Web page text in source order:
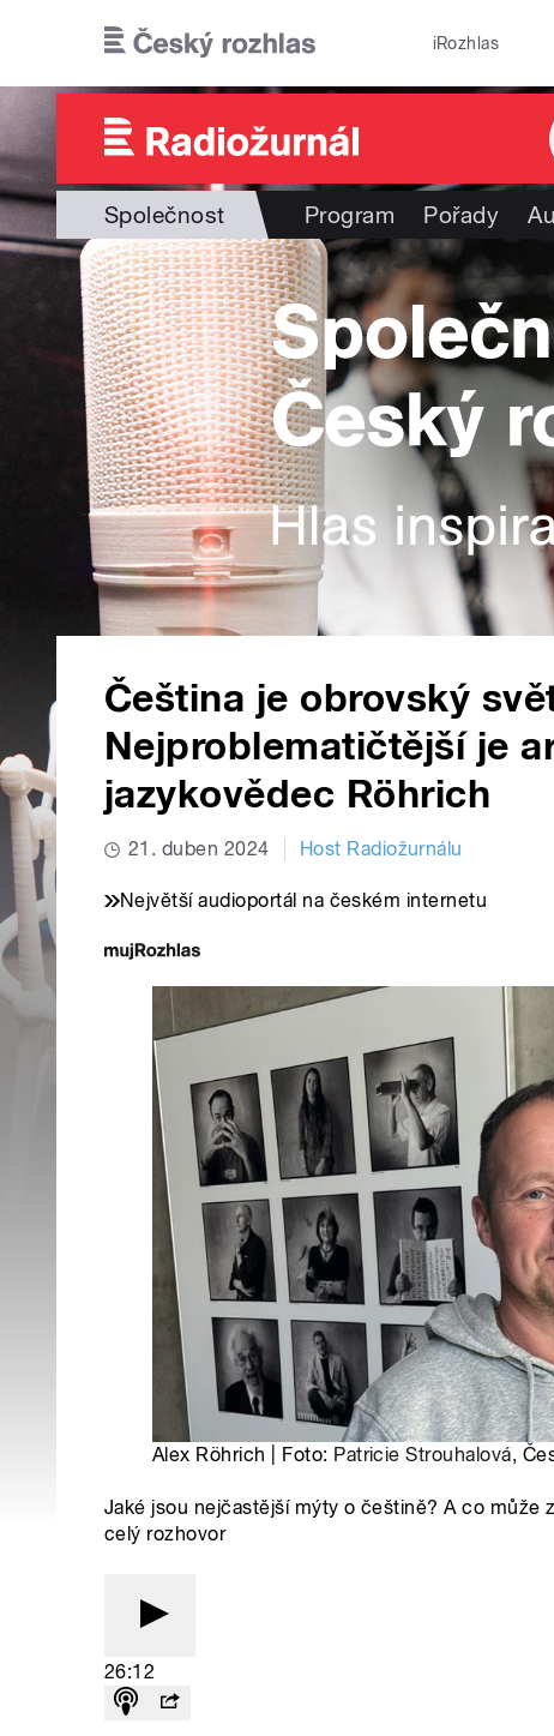
iRozhlas
Společnost Program Pořady
Čeština je obrovský
Nejproblematičtější je
jazykovědec Röhrich
21. duben 2024 Host Radiožurnálu
Největší audioportál na českém internetu
Alex Röhrich | Foto: Patricie Strouhalová,
Jaké jsou nejčastější mýty o češtině? A co
celý rozhovor
26:12